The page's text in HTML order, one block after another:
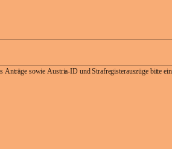
Anträge sowie Austria-ID und Strafregisterauszüge bitte